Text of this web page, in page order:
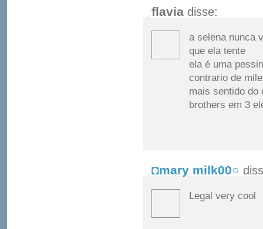
flavia disse:
a selena nunca
que ela tente
ela é uma
contrario de
mais sentido do
brothers em 3
◘mary milk00○
Legal very cool